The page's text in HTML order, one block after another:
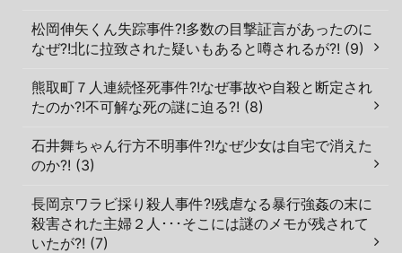
松岡伸矢くん失踪事件?!多数の目撃証言があったのに
なぜ?!北に拉致された疑いもあると噂されるが?! (9)
熊取町７人連続怪死事件?!なぜ事故や自殺と断定され
たのか?!不可解な死の謎に迫る?! (8)
石井舞ちゃん行方不明事件?!なぜ少女は自宅で消えた
のか?! (3)
長岡京ワラビ採り殺人事件?!残虐なる暴行強姦の末に
殺害された主婦２人･･･そこには謎のメモが残されて
いたが?! (7)